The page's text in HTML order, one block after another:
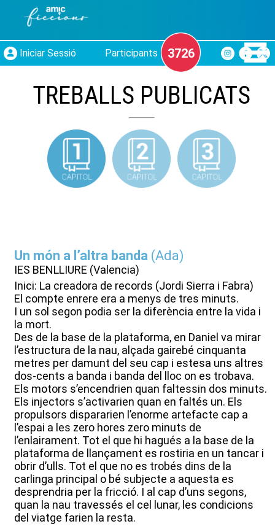
Iniciar Sessió Participants 3726
TREBALLS PUBLICATS
Un món a l’altra banda (Ada)
IES BENLLIURE (Valencia)
Inici: La creadora de records (Jordi Sierra i Fabra)
El compte enrere era a menys de tres minuts.
I un sol segon podia ser la diferència entre la vida i
la mort.
Des de la base de la plataforma, en Daniel va mirar
l’estructura de la nau, alçada gairebé cinquanta
metres per damunt del seu cap i estesa uns altres
dos-cents a banda i banda del lloc on es trobava.
Els motors s’encendrien quan faltessin dos minuts.
Els injectors s’activarien quan en faltés un. Els
propulsors dispararien l’enorme artefacte cap a
l’espai a les zero hores zero minuts de
l’enlairament. Tot el que hi hagués a la base de la
plataforma de llançament es rostiria en un tancar i
obrir d’ulls. Tot el que no es trobés dins de la
carlinga principal o bé subjecte a aquesta es
desprendria per la fricció. I al cap d’uns segons,
quan la nau travessés el cel lunar, les condicions
del viatge farien la resta.